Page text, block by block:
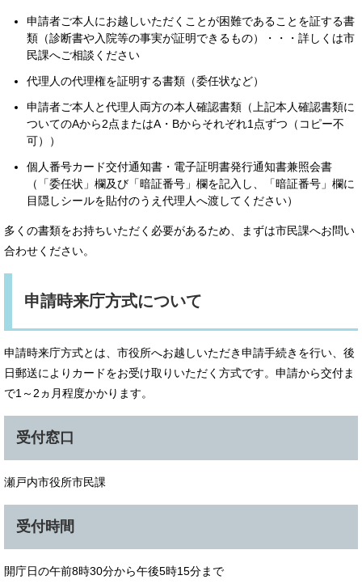
申請者ご本人にお越しいただくことが困難であることを証する書
類（診断書や入院等の事実が証明できるもの）・・・詳しくは市
民課へご相談ください
代理人の代理権を証明する書類（委任状など）
申請者ご本人と代理人両方の本人確認書類（上記本人確認書類に
ついてのAから2点またはA・Bからそれぞれ1点ずつ（コピー不
可））
個人番号カード交付通知書・電子証明書発行通知書兼照会書
（「委任状」欄及び「暗証番号」欄を記入し、「暗証番号」欄に
目隠しシールを貼付のうえ代理人へ渡してください）
多くの書類をお持ちいただく必要があるため、まずは市民課へお問い
合わせください。
申請時来庁方式について
申請時来庁方式とは、市役所へお越しいただき申請手続きを行い、後
日郵送によりカードをお受け取りいただく方式です。申請から交付ま
で1～2ヵ月程度かかります。
受付窓口
瀬戸内市役所市民課
受付時間
開庁日の午前8時30分から午後5時15分まで